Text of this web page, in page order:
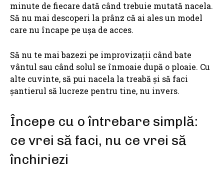
minute de fiecare dată când trebuie mutată nacela.
Să nu mai descoperi la prânz că ai ales un model
care nu încape pe ușa de acces.
Să nu te mai bazezi pe improvizații când bate
vântul sau când solul se înmoaie după o ploaie. Cu
alte cuvinte, să pui nacela la treabă și să faci
șantierul să lucreze pentru tine, nu invers.
Începe cu o întrebare simplă:
ce vrei să faci, nu ce vrei să
închiriezi